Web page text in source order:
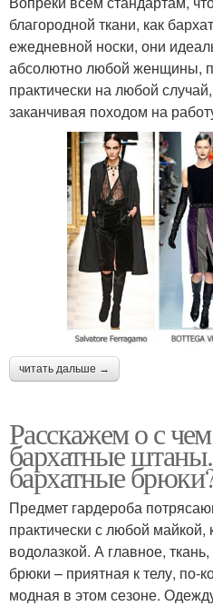
благородной ткани, как
ежедневной носки, они
абсолютно любой женщины,
практически на любой
заканчивая походом на
читать дальше →
Расскажем о с
бархатные
бархатные
Предмет гардероба
практически с любой
водолазкой. А главное,
брюки – приятная к телу, по-
модная в этом сезоне.